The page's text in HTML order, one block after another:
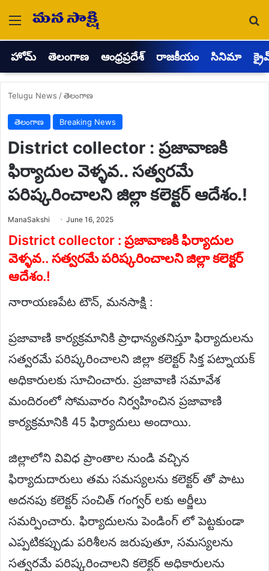
Menu
హోమ్ తెలంగాణ ఆంధ్రప్రదేశ్ రాజకీయం సినిమా
Telugu News /తెలంగాణ
తెలంగాణ Breaking News
District collector : ప్రజావాణకి
ఫిర్యాదుల వెళ్ళవ.. సత్వరమే
పరిష్కరించాలని జిల్లా కలెక్టర్ ఆదేశం.!
ManaSakshi Send
email
June 16, 2025
District collector : ప్రజావాణకి ఫిర్యాదుల
వెళ్ళవ.. సత్వరమే పరిష్కరించాలని జిల్లా కలెక్టర్
ఆదేశం.!
నారాయణపేట టౌన్, మనసాక్షి :
ప్రజావాణి కార్యక్రమానికి ప్రాధాన్యతనిస్తూ ఫిర్యాదులను
సత్వరమే పరిష్కరించాలని జిల్లా కలెక్టర్ సిక్త పట్నాయక్
అధికారులకు సూచించారు. ప్రజావాణి సమావేశ
మందిరంలో సోమవారం నిర్వహించిన ప్రజావాణి
కార్యక్రమానికి 45 ఫిర్యాదులు అందాయి.
జిల్లాలోని వివిధ ప్రాంతాల నుండి వచ్చిన
ఫిర్యాదుదారులు తమ సమస్యలను కలెక్టర్ తో పాటు
అదనపు కలెక్టర్ సంచిత్ గంగ్వర్ లకు అర్జీలు
సమర్పించారు. ఫిర్యాదులను పెండింగ్ లో పెట్టకుండా
ఎప్పటికప్పుడు పరిశీలన జరుపుతూ, సమస్యలను
సత్వరమే పరిష్కరించాలని కలెక్టర్ అధికారులను